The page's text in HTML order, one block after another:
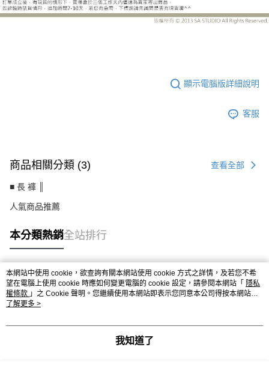
顯示電腦版詳細說明
客服
商品相關分類 (3) 查看全部
■ 長 褲 ║
人氣商品推薦
本分類熱銷全站排行
熱門標籤
本網站中使用 cookie，欲查詢有關本網站使用 cookie 方式之詳情，及若您不希
望在電腦上使用 cookie 時應如何變更電腦的 cookie 設定，請參閱本網站「 隱私
權條款 」之 Cookie 聲明。您繼續使用本網站即表示您同意本公司得按本網站使
用條款之 Cookie 聲明使用 cookie。
了解更多 >
我知道了